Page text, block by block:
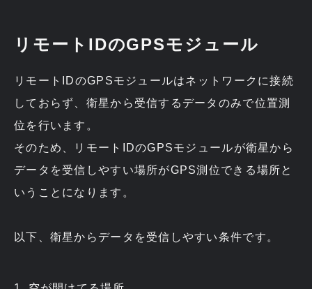
リモートIDのGPSモジュール
リモートIDのGPSモジュールはネットワークに接続
しておらず、衛星から受信するデータのみで位置測
位を行います。
そのため、リモートIDのGPSモジュールが衛星から
データを受信しやすい場所がGPS測位できる場所と
いうことになります。
以下、衛星からデータを受信しやすい条件です。